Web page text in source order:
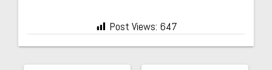
Post Views: 647